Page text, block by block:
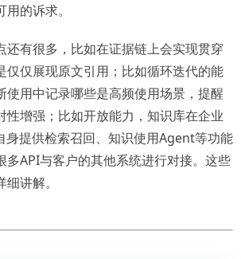
的诉求。
还有很多，比如在证据链上会实现贯穿
仅仅展现原文引用；比如循环迭代的能
使用中记录哪些是高频使用场景，提醒
性增强；比如开放能力，知识库在企业
身提供检索召回、知识使用Agent等功能
多API与客户的其他系统进行对接。这些
讲解。